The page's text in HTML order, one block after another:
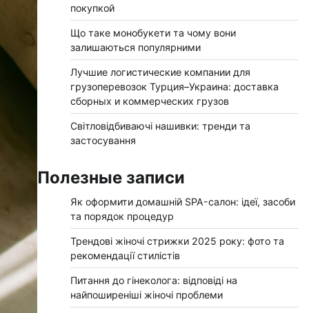
покупкой
Що таке монобукети та чому вони
залишаються популярними
Лучшие логистические компании для
грузоперевозок Турция–Украина: доставка
сборных и коммерческих грузов
Світловідбиваючі нашивки: тренди та
застосування
Полезные записи
Як оформити домашній SPA-салон: ідеї, засоби
та порядок процедур
Трендові жіночі стрижки 2025 року: фото та
рекомендації стилістів
Питання до гінеколога: відповіді на
найпоширеніші жіночі проблеми